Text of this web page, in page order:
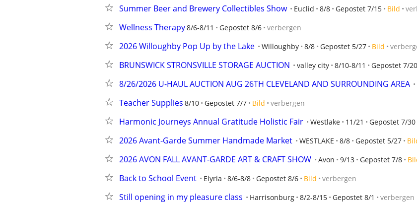
Summer Beer and Brewery Collectibles Show Euclid 8/8 Gepostet 7/15 Bild
Wellness Therapy8/6-8/11 Gepostet 8/6 verbergen
2026 Willoughby Pop Up by the Lake Willoughby 8/8 Gepostet 5/27 Bild
BRUNSWICK STRONSVILLE STORAGE AUCTION valley city 8/10-8/11 Gepostet 7/20
8/26/2026 U-HAUL AUCTION AUG 26TH CLEVELAND AND SURROUNDING AREA
Teacher Supplies 8/10 Gepostet 7/7 Bild verbergen
Harmonic Journeys Annual Gratitude Holistic Fair Westlake 11/21 Gepostet 7/30
2026 Avant-Garde Summer Handmade Market WESTLAKE 8/8 Gepostet 5/27
2026 AVON FALL AVANT-GARDE ART & CRAFT SHOW Avon 9/13 Gepostet 7/8
Back to School Event Elyria 8/6-8/8 Gepostet 8/6 Bild verbergen
Still opening in my pleasure class Harrisonburg 8/2-8/15 Gepostet 8/1 verbergen